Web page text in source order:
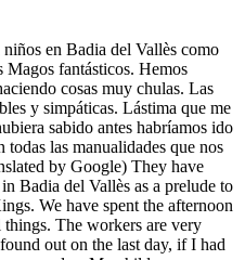
en Badia del Vallès como
Magos fantásticos. Hemos
cosas muy chulas. Las
y simpáticas. Lástima que me
sabido antes habríamos ido
las manualidades que nos
by Google) They have
Badia del Vallès as a prelude to
We have spent the afternoon
The workers are very
out on the last day, if I had